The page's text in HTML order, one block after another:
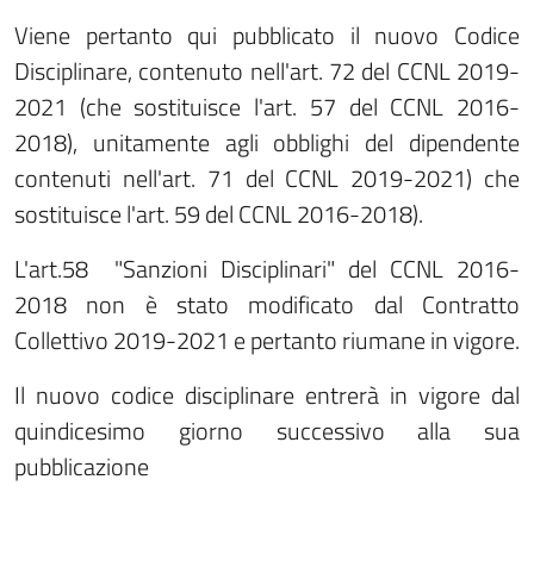
Viene pertanto qui pubblicato il nuovo Codice
Disciplinare, contenuto nell'art. 72 del CCNL 2019-
2021 (che sostituisce l'art. 57 del CCNL 2016-
2018), unitamente agli obblighi del dipendente
contenuti nell'art. 71 del CCNL 2019-2021) che
sostituisce l'art. 59 del CCNL 2016-2018).
L'art.58 "Sanzioni Disciplinari" del CCNL 2016-
2018 non è stato modificato dal Contratto
Collettivo 2019-2021 e pertanto riumane in vigore.
Il nuovo codice disciplinare entrerà in vigore dal
quindicesimo giorno successivo alla sua
pubblicazione